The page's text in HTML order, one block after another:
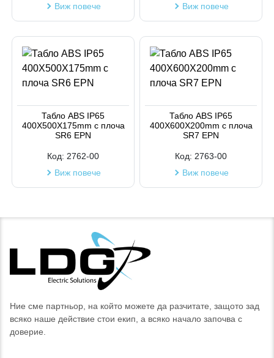
Виж повече
Виж повече
Табло ABS IP65
400X500X175mm с плоча
SR6 EPN
Код: 2762-00
Виж повече
Табло ABS IP65
400X600X200mm с плоча
SR7 EPN
Код: 2763-00
Виж повече
Ние сме партньор, на който можете да разчитате, защото зад
всяко наше действие стои екип, а всяко начало започва с
доверие.